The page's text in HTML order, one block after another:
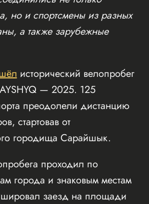
но и спортсмены из разных
а также зарубежные
исторический велопробег
— 2025. 125
преодолели дистанцию
стартовав от
городища Сарайшык.
проходил по
города и знаковым местам
заезд на площади